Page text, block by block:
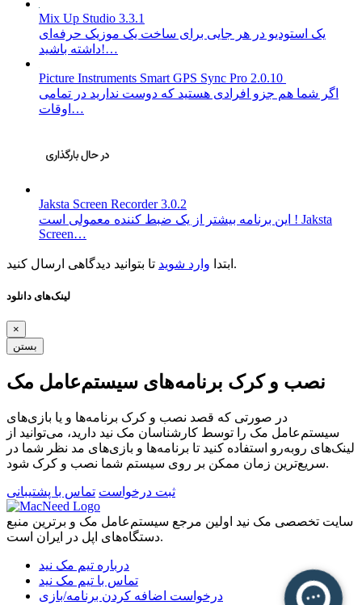
Mix Up Studio 3.3.1
یک استودیو در هر جایی برای ساخت یک موزیک حرفه‌ای
داشته باشید!…
Picture Instruments Smart GPS Sync Pro 2.0.10
اگر شما هم جزو افرادی هستید که دوست ندارید در تمامی
اوقات…
Jaksta Screen Recorder 3.0.2
این برنامه بیشتر از یک ضبط کننده معمولی است ! Jaksta
Screen…
ابتدا وارد شوید تا بتوانید دیدگاهی ارسال کنید.
لینک‌های دانلود
×
بستن
نصب و کرک برنامه‌های سیستم‌عامل مک
در صورتی که قصد نصب و کرک برنامه‌ها و یا بازی‌های
سیستم‌عامل مک را توسط کارشناسان مک نید دارید، می‌توانید از
لینک‌های رو‌به‌رو استفاده کنید تا برنامه‌ها و بازی‌های مد نظر شما در
سریع‌ترین زمان ممکن بر روی سیستم شما نصب و کرک شود.
ثبت درخواست تماس با پشتیبانی
سایت تخصصی مک نید اولین مرجع سیستم‌عامل مک و برترین منبع
دستگاه‌های اپل در ایران است.
درباره تیم مک نید
تماس با تیم مک نید
درخواست اضافه کردن برنامه/بازی